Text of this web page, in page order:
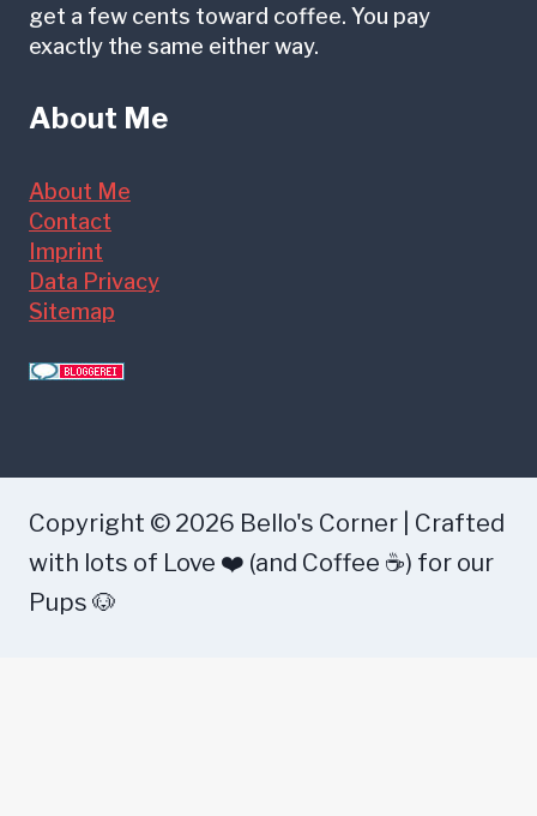
get a few cents toward coffee. You pay
exactly the same either way.
About Me
About Me
Contact
Imprint
Data Privacy
Sitemap
Copyright © 2026 Bello's Corner | Crafted
with lots of Love ❤️ (and Coffee ☕) for our
Pups 🐶